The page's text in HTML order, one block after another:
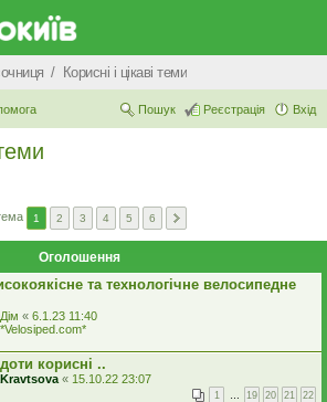
Корисні і цікаві теми
Вхід
Реєстрація
Пошук
1 2 3 4 5 6
Оголошення
та технологічне велосипедне
« 6.1.23 11:40
корисні ..
« 15.10.22 23:07
1 … 19 20 21 22